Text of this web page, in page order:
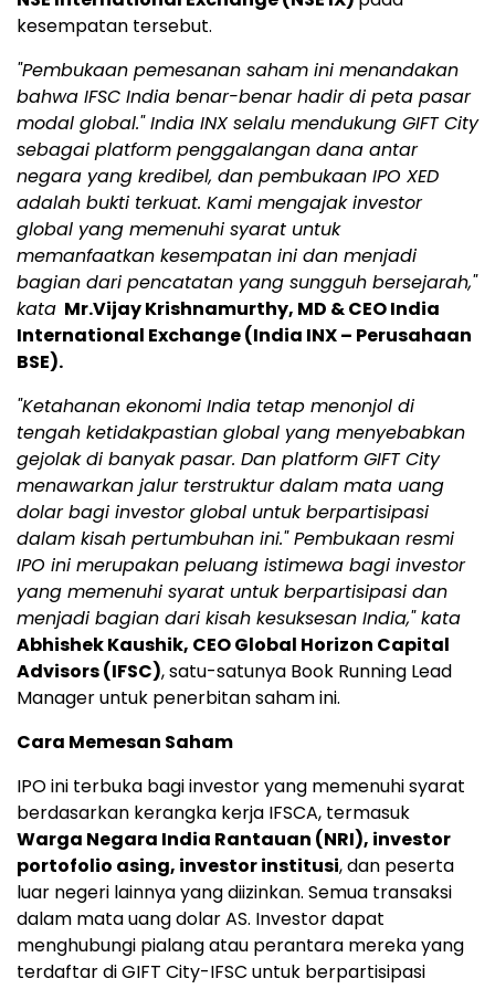
kesempatan tersebut.
"Pembukaan pemesanan saham ini menandakan
bahwa IFSC India benar-benar hadir di peta pasar
modal global." India INX selalu mendukung GIFT City
sebagai platform penggalangan dana antar
negara yang kredibel, dan pembukaan IPO XED
adalah bukti terkuat. Kami mengajak investor
global yang memenuhi syarat untuk
memanfaatkan kesempatan ini dan menjadi
bagian dari pencatatan yang sungguh bersejarah,"
kata Mr.Vijay Krishnamurthy, MD & CEO India
International Exchange (India INX – Perusahaan
BSE).
"Ketahanan ekonomi India tetap menonjol di
tengah ketidakpastian global yang menyebabkan
gejolak di banyak pasar. Dan platform GIFT City
menawarkan jalur terstruktur dalam mata uang
dolar bagi investor global untuk berpartisipasi
dalam kisah pertumbuhan ini." Pembukaan resmi
IPO ini merupakan peluang istimewa bagi investor
yang memenuhi syarat untuk berpartisipasi dan
menjadi bagian dari kisah kesuksesan India," kata
Abhishek Kaushik, CEO Global Horizon Capital
Advisors (IFSC), satu-satunya Book Running Lead
Manager untuk penerbitan saham ini.
Cara Memesan Saham
IPO ini terbuka bagi investor yang memenuhi syarat
berdasarkan kerangka kerja IFSCA, termasuk
Warga Negara India Rantauan (NRI), investor
portofolio asing, investor institusi, dan peserta
luar negeri lainnya yang diizinkan. Semua transaksi
dalam mata uang dolar AS. Investor dapat
menghubungi pialang atau perantara mereka yang
terdaftar di GIFT City-IFSC untuk berpartisipasi